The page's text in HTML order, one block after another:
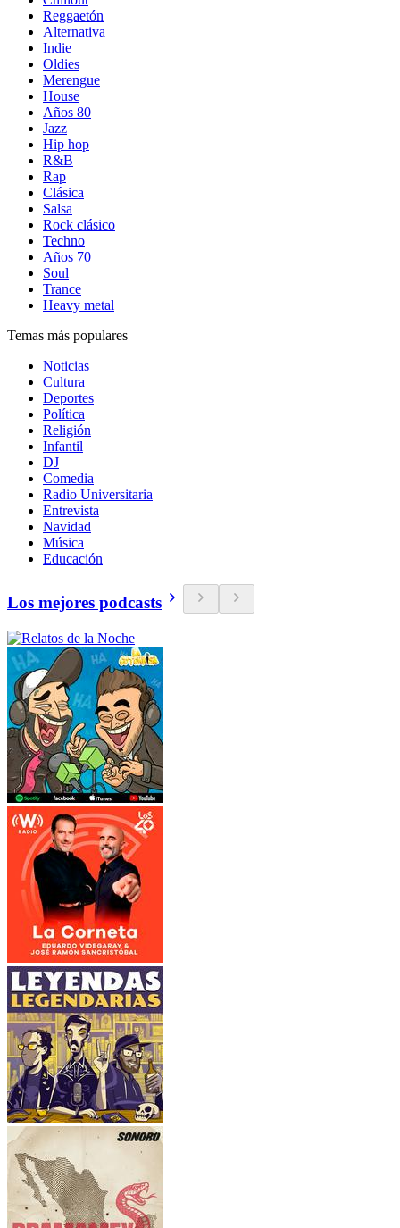
Reggaetón
Alternativa
Indie
Oldies
Merengue
House
Años 80
Jazz
Hip hop
R&B
Rap
Clásica
Salsa
Rock clásico
Techno
Años 70
Soul
Trance
Heavy metal
Temas más populares
Noticias
Cultura
Deportes
Política
Religión
Infantil
DJ
Comedia
Radio Universitaria
Entrevista
Navidad
Música
Educación
Los mejores podcasts